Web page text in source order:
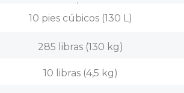
alto
10 pies cúbicos (130 L)
285 libras (130 kg)
10 libras (4,5 kg)